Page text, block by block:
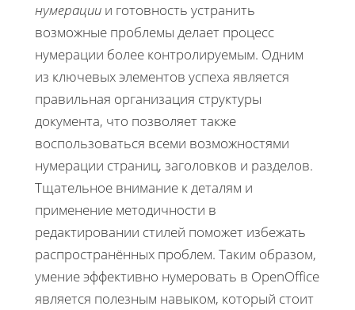
нумерации и готовность устранить
возможные проблемы делает процесс
нумерации более контролируемым. Одним
из ключевых элементов успеха является
правильная организация структуры
документа, что позволяет также
воспользоваться всеми возможностями
нумерации страниц, заголовков и разделов.
Тщательное внимание к деталям и
применение методичности в
редактировании стилей поможет избежать
распространённых проблем. Таким образом,
умение эффективно нумеровать в OpenOffice
является полезным навыком, который стоит